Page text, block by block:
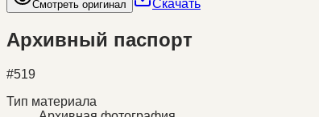
Смотреть оригинал Скачать
Архивный паспорт
#519
Тип материала